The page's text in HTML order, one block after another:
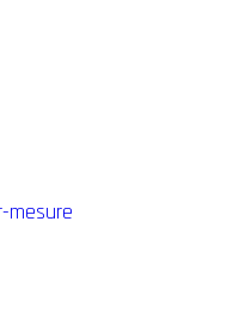
mesure